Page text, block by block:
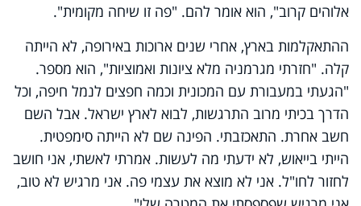
אלוהים קרוב", הוא אומר להם. "פה זו שיחה מקומית".
ההתאקלמות בארץ, אחרי שנים ארוכות באירופה, לא הייתה
קלה. "חזרתי מגרמניה מלא ציונות ואמוציות", הוא מספר.
"הגעתי במעבורת עם המכונית וכמה חפצים לנמל חיפה, וכל
הדרך בכיתי מרוב התרגשות, לבוא לארץ ישראל. אבל השם
חשב אחרת. התאכזבתי. הפינה שם לא הייתה סימפטית.
הייתי בייאוש, לא ידעתי מה לעשות. אמרתי לאשתי, אני חושב
לחזור לחו"ל. אני לא מוצא את עצמי פה. אני מרגיש לא טוב,